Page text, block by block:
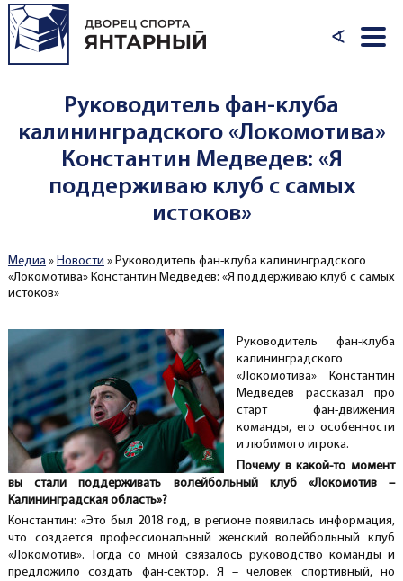
Перейти к основному содержанию
∢
Руководитель фан-клуба
калининградского «Локомотива»
Константин Медведев: «Я
поддерживаю клуб с самых
истоков»
Вы здесь
Медиа» Новости » Руководитель фан-клуба калининградского
«Локомотива» Константин Медведев: «Я поддерживаю клуб с самых
истоков»
Руководитель фан-клуба
калининградского
«Локомотива» Константин
Медведев рассказал про
старт фан-движения
команды, его особенности
и любимого игрока.
Почему в какой-то момент
вы стали поддерживать волейбольный клуб «Локомотив –
Калининградская область»?
Константин: «Это был 2018 год, в регионе появилась информация,
что создается профессиональный женский волейбольный клуб
«Локомотив». Тогда со мной связалось руководство команды и
предложило создать фан-сектор. Я – человек спортивный, но